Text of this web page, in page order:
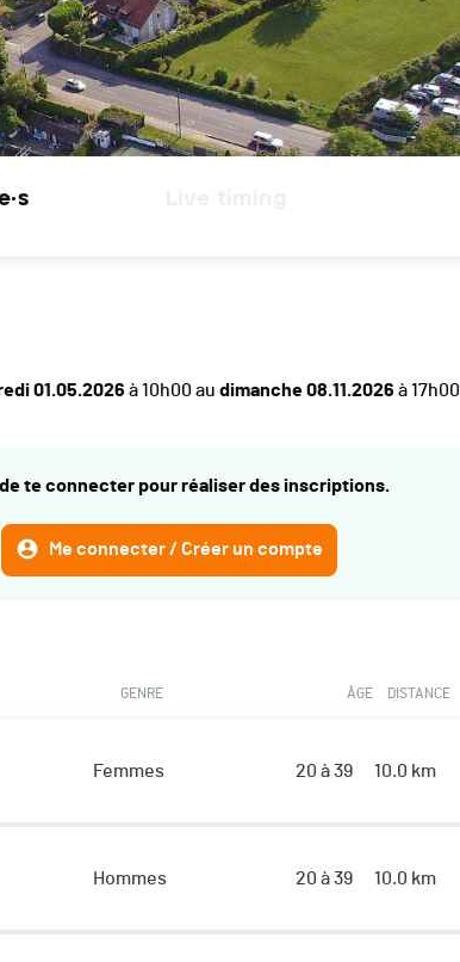
01.05.2026 à 10h00 au dimanche 08.11.2026 à 17h00
de te connecter pour réaliser des inscriptions.
Me connecter / Créer un compte
GENRE ÂGE DISTANCE
Femmes 20 à 39 10.0 km
Hommes 20 à 39 10.0 km